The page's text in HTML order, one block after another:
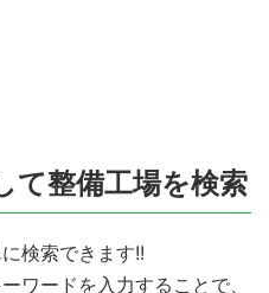
て整備工場を検索
検索できます!!
ワードを入力することで、